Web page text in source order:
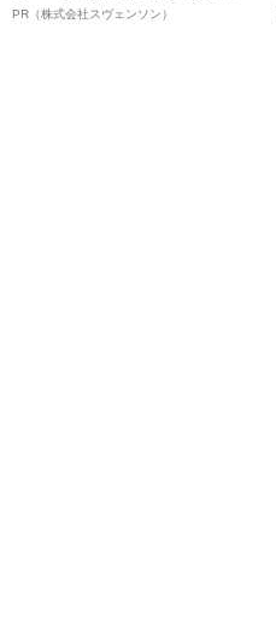
オイ”や“ベタつき”を解消す
PR（株式会社スヴェンソン）